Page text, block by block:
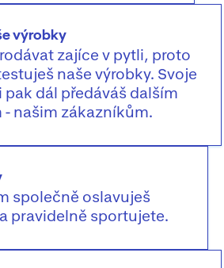
výrobky
zajíce v pytli, proto
naše výrobky. Svoje
dál předáváš dalším
našim zákazníkům.
společně oslavuješ
pravidelně sportujete.